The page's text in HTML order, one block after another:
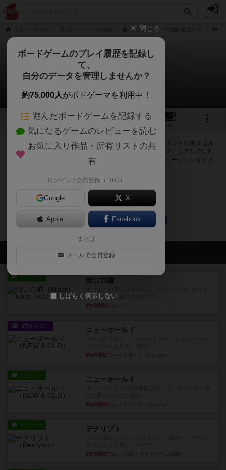
もぐらポーカーの通販/商品詳細
もぐらポーカー
0件の掲示板
1 1 5
カフェ
ログインするともぐらポーカーに関する掲示板の作成やコメントの書き込み
が出来るようになります。ルールの疑問やエラッタ情報、マニュアルでは判
断し辛い曖昧な表記等について会員同士で自由にコミュニケーションをとる
ログイン/無料会員登録
もぐらポーカーのトップに戻る
会員の新しい投稿
レビュー 街コロ通
など、少しの違いはあるけれ...
約3時間前
戦略やコツ ニューオールド
約4時間前
レビュー ニューオールド
約4時間前
レビュー デクリプト
約5時間前
閉じる
ボードゲームのプレイ履歴を記録し
て、
自分のデータを管理しませんか？
約75,000人がボドゲーマを利用中！
遊んだボードゲームを記録する
気になるゲームのレビューを読む
お気に入り作品・所有リストの共
有
ログイン / 会員登録（10秒）
Google X
Apple Facebook
または
メールで会員登録
しばらく表示しない